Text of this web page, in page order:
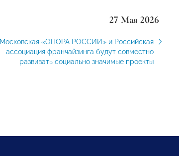
27 Мая 2026
Московская «ОПОРА РОССИИ» и Российская
ассоциация франчайзинга будут совместно
развивать социально значимые проекты